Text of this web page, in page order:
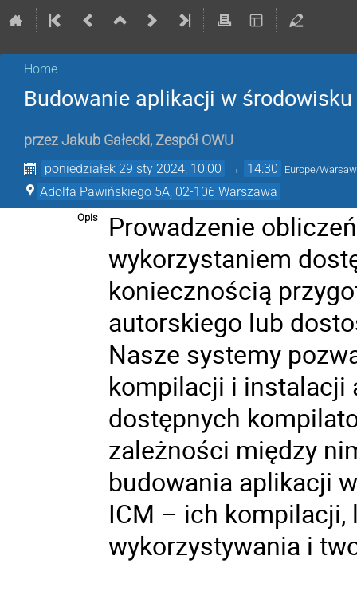
Home
Budowanie aplikacji w środowisku
przez Jakub Gałecki, Zespół OWU
poniedziałek 29 sty 2024, 10:00 → 14:30 Europe/Warsaw
Adolfa Pawińskiego 5A, 02-106 Warszawa
Opis
Prowadzenie
wykorzystaniem
koniecznością
autorskiego lub
Nasze systemy
kompilacji i instalacji
dostępnych
zależności między
budowania aplikacji
ICM – ich
wykorzystywania i